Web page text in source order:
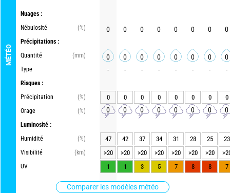
MÉTÉO
Nuages :
Nébulosité
(%)
Précipitations :
Quantité
(mm)
Type
Risques :
Précipitation
(%)
Orage
(%)
Luminosité :
Humidité
(%)
Visibilité
(km)
UV
Comparer les modèles météo
0 0 0 0 0 0 0 0
0 0 0 0 0 0 0 0
- - - - - - - -
0 0 0 0 0 0 0 0
0 0 0 0 0 0 0 0
47 42 37 34 31 28 25
23
>20
>20 >20 >20 >20 >20 >20
1
1 3 5 7 8 8 7